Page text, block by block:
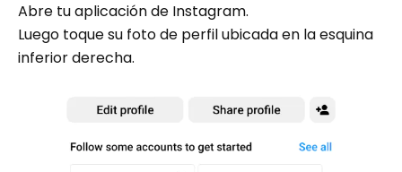
Abre tu aplicación de Instagram.
Luego toque su foto de perfil ubicada en la esquina
inferior derecha.